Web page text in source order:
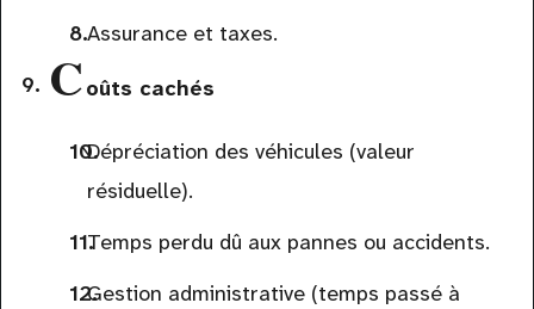
Assurance et taxes.
Coûts cachés
Dépréciation des véhicules (valeur
résiduelle).
Temps perdu dû aux pannes ou accidents.
Gestion administrative (temps passé à